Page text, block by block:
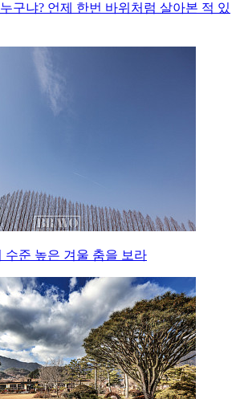
구냐? 언제 한번 바위처럼 살아본 적 있
수준 높은 겨울 춤을 보라